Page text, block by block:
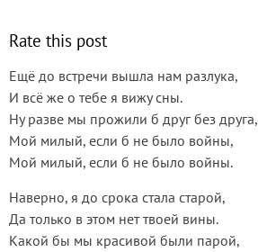
Rate this post
Ещё до встречи вышла нам разлука,
И всё же о тебе я вижу сны.
Ну разве мы прожили б друг без друга,
Мой милый, если б не было войны,
Мой милый, если б не было войны.
Наверно, я до срока стала старой,
Да только в этом нет твоей вины.
Какой бы мы красивой были парой,